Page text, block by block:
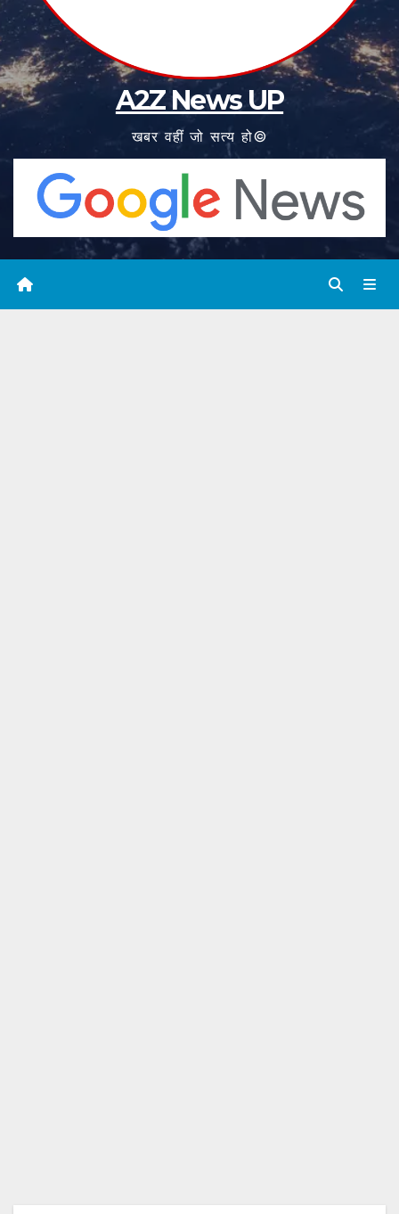
A2Z News UP
खबर वहीं जो सत्य हो©